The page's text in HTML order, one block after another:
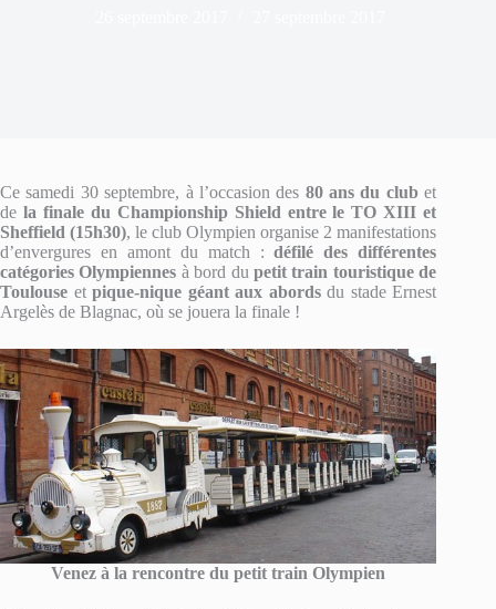
Ce samedi 30 septembre, à l’occasion des 80 ans du clubet
de la finale du Championship Shield entre le TO XIII et
Sheffield (15h30), le club Olympien organise 2 manifestations
d’envergures en amont du match :défilé des différentes
catégories Olympiennes à bord dupetit train touristique de
Toulouse etpique-nique géant aux abordsdu stade Ernest
Argelès de Blagnac, où se jouera la finale !
Venez à la rencontre du petit train Olympien